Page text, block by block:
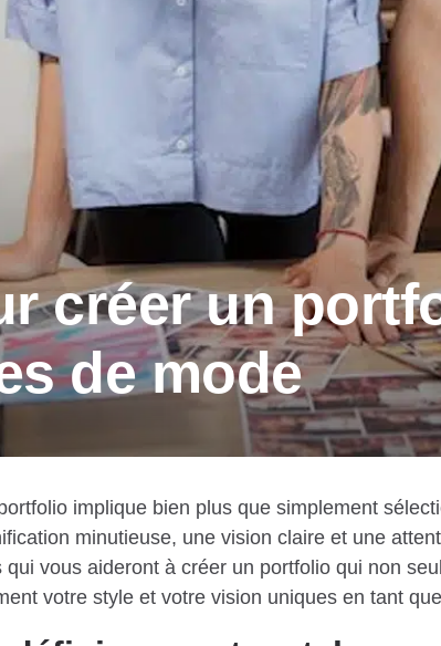
créer un
de mode
implique bien plus que simplement
minutieuse, une vision claire et une
vous aideront à créer un portfolio qui non
votre style et votre vision uniques en tant